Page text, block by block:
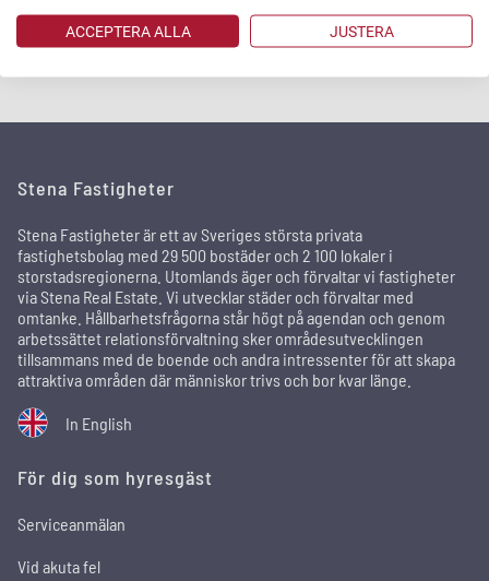
Stena Fastigheter
Stena Fastigheter är ett av Sveriges största privata
fastighetsbolag med 29 500 bostäder och 2 100 lokaler i
storstadsregionerna. Utomlands äger och förvaltar vi fastigheter
via Stena Real Estate. Vi utvecklar städer och förvaltar med
omtanke. Hållbarhetsfrågorna står högt på agendan och genom
arbetssättet relationsförvaltning sker områdesutvecklingen
tillsammans med de boende och andra intressenter för att skapa
attraktiva områden där människor trivs och bor kvar länge.
In English
För dig som hyresgäst
Serviceanmälan
Vid akuta fel
ACCEPTERA ALLA JUSTERA